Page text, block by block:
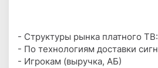
- Структуры рынка платного ТВ:
- По технологиям доставки
- Игрокам (выручка, АБ)